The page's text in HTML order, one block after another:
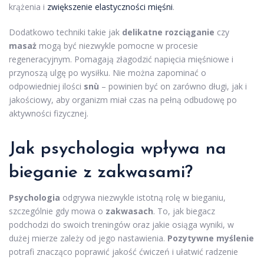
krążenia i zwiększenie elastyczności mięśni.
Dodatkowo techniki takie jak delikatne rozciąganie czy
masaż mogą być niezwykle pomocne w procesie
regeneracyjnym. Pomagają złagodzić napięcia mięśniowe i
przynoszą ulgę po wysiłku. Nie można zapominać o
odpowiedniej ilości snù – powinien być on zarówno długi, jak i
jakościowy, aby organizm miał czas na pełną odbudowę po
aktywności fizycznej.
Jak psychologia wpływa na
bieganie z zakwasami?
Psychologia odgrywa niezwykle istotną rolę w bieganiu,
szczególnie gdy mowa o zakwasach. To, jak biegacz
podchodzi do swoich treningów oraz jakie osiąga wyniki, w
dużej mierze zależy od jego nastawienia. Pozytywne myślenie
potrafi znacząco poprawić jakość ćwiczeń i ułatwić radzenie